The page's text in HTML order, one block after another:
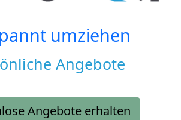
umziehen
Angebote
Angebote erhalten